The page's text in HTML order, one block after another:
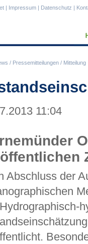
/ Pressemitteilungen / Mitteilung
| Impressum | Datenschutz |
11:04
Abschluss der